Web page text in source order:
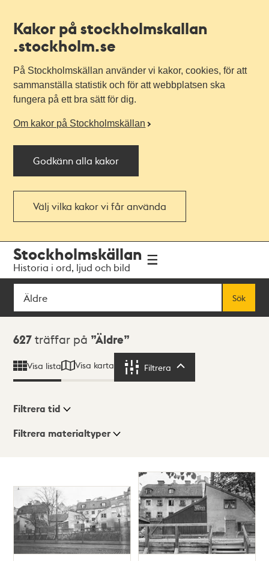
Kakor på stockholmskallan
.stockholm.se
På Stockholmskällan använder vi kakor, cookies, för att
sammanställa statistik och för att webbplatsen ska
fungera på ett bra sätt för dig.
Om kakor på Stockholmskällan
Godkänn alla kakor
Välj vilka kakor vi får använda
navigationen
huvudinnehållet
Stockholmskällan
Historia i ord, ljud och bild
Sök
Sök
Sökresultat
627 träffar på Äldre
Visa lista Visa karta Filtrera
Visningsläge
Lista
Karta
Filtrera tid
Filtrera materialtyper